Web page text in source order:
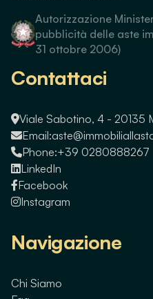
Autorizzazione
pubblicità delle aste
31 ottobre 2006)
Contattaci
Viale Sabotino, 4 - 20135
Email:
Phone:+39 0280888267
LinkedIn
Facebook
Instagram
Navigazione
Chi Siamo